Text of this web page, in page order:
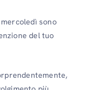
sono
del tuo